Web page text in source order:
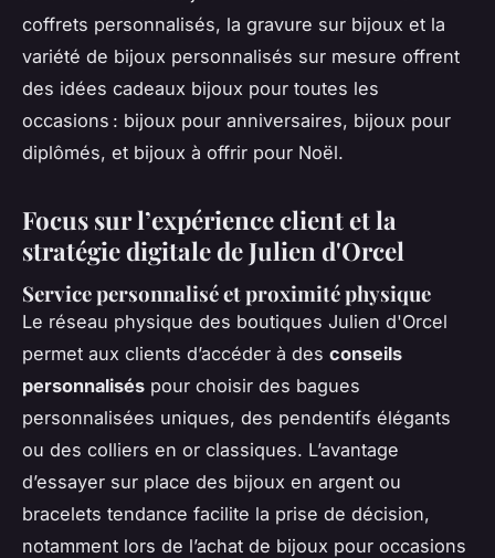
coffrets personnalisés, la gravure sur bijoux et la
variété de bijoux personnalisés sur mesure offrent
des idées cadeaux bijoux pour toutes les
occasions : bijoux pour anniversaires, bijoux pour
diplômés, et bijoux à offrir pour Noël.
Focus sur l’expérience client et la
stratégie digitale de Julien d'Orcel
Service personnalisé et proximité physique
Le réseau physique des boutiques Julien d'Orcel
permet aux clients d’accéder à des conseils
personnalisés pour choisir des bagues
personnalisées uniques, des pendentifs élégants
ou des colliers en or classiques. L’avantage
d’essayer sur place des bijoux en argent ou
bracelets tendance facilite la prise de décision,
notamment lors de l’achat de bijoux pour occasions